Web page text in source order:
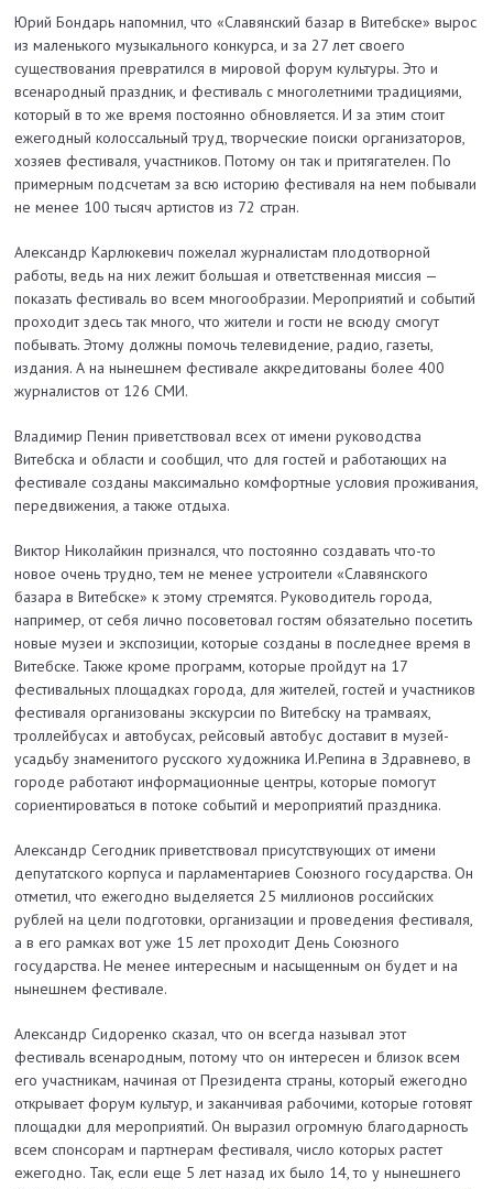
Юрий Бондарь напомнил, что «Славянский базар в Витебске» вырос
из маленького музыкального конкурса, и за 27 лет своего
существования превратился в мировой форум культуры. Это и
всенародный праздник, и фестиваль с многолетними традициями,
который в то же время постоянно обновляется. И за этим стоит
ежегодный колоссальный труд, творческие поиски организаторов,
хозяев фестиваля, участников. Потому он так и притягателен. По
примерным подсчетам за всю историю фестиваля на нем побывали
не менее 100 тысяч артистов из 72 стран.
Александр Карлюкевич пожелал журналистам плодотворной
работы, ведь на них лежит большая и ответственная миссия —
показать фестиваль во всем многообразии. Мероприятий и событий
проходит здесь так много, что жители и гости не всюду смогут
побывать. Этому должны помочь телевидение, радио, газеты,
издания. А на нынешнем фестивале аккредитованы более 400
журналистов от 126 СМИ.
Владимир Пенин приветствовал всех от имени руководства
Витебска и области и сообщил, что для гостей и работающих на
фестивале созданы максимально комфортные условия проживания,
передвижения, а также отдыха.
Виктор Николайкин признался, что постоянно создавать что-то
новое очень трудно, тем не менее устроители «Славянского
базара в Витебске» к этому стремятся. Руководитель города,
например, от себя лично посоветовал гостям обязательно посетить
новые музеи и экспозиции, которые созданы в последнее время в
Витебске. Также кроме программ, которые пройдут на 17
фестивальных площадках города, для жителей, гостей и участников
фестиваля организованы экскурсии по Витебску на трамваях,
троллейбусах и автобусах, рейсовый автобус доставит в музей-
усадьбу знаменитого русского художника И.Репина в Здравнево, в
городе работают информационные центры, которые помогут
сориентироваться в потоке событий и мероприятий праздника.
Александр Сегодник приветствовал присутствующих от имени
депутатского корпуса и парламентариев Союзного государства. Он
отметил, что ежегодно выделяется 25 миллионов российских
рублей на цели подготовки, организации и проведения фестиваля,
а в его рамках вот уже 15 лет проходит День Союзного
государства. Не менее интересным и насыщенным он будет и на
нынешнем фестивале.
Александр Сидоренко сказал, что он всегда называл этот
фестиваль всенародным, потому что он интересен и близок всем
его участникам, начиная от Президента страны, который ежегодно
открывает форум культур, и заканчивая рабочими, которые готовят
площадки для мероприятий. Он выразил огромную благодарность
всем спонсорам и партнерам фестиваля, число которых растет
ежегодно. Так, если еще 5 лет назад их было 14, то у нынешнего